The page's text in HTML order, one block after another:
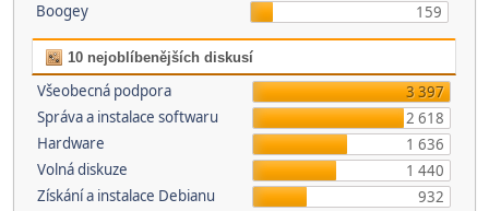
Boogey
159
10 nejoblíbenějších diskusí
Všeobecná podpora
3 397
Správa a instalace softwaru
2 618
Hardware
1 636
Volná diskuze
1 440
Získání a instalace Debianu
932